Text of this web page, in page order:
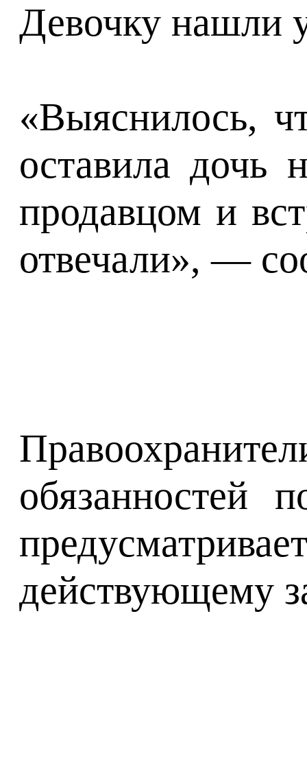
Девочку нашли
«Выяснилось,
оставила дочь
продавцом и
отвечали», —
обязанностей
действующему